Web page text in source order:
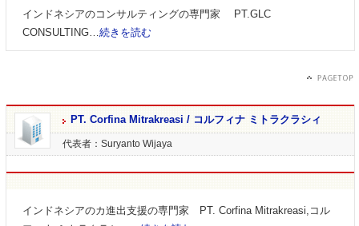
インドネシアのコンサルティングの専門家 PT.GLC
CONSULTING… 続きを読む
PT. Corfina Mitrakreasi / コルフィナ ミトラクラシィ
代表者：Suryanto Wijaya
インドネシアのカ進出支援の専門家 PT. Corfina Mitrakreasi,コル